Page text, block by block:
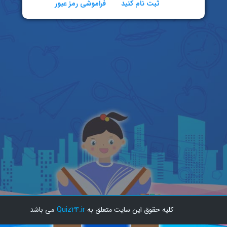
ثبت نام کنید فراموشی رمز عبور
کلیه حقوق این سایت متعلق بهQuiz24.ir می باشد